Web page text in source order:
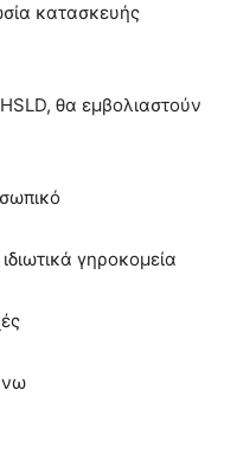
κατασκευής
θα εμβολιαστούν
γηροκομεία